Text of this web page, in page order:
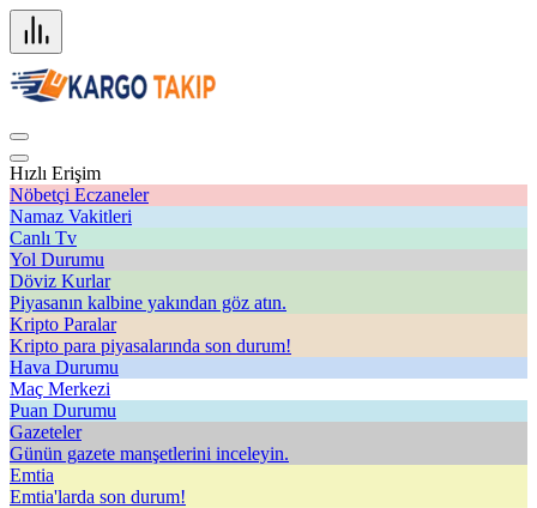
Hızlı Erişim
Nöbetçi Eczaneler
Namaz Vakitleri
Canlı Tv
Yol Durumu
Döviz Kurlar
Piyasanın kalbine yakından göz atın.
Kripto Paralar
Kripto para piyasalarında son durum!
Hava Durumu
Maç Merkezi
Puan Durumu
Gazeteler
Günün gazete manşetlerini inceleyin.
Emtia
Emtia'larda son durum!